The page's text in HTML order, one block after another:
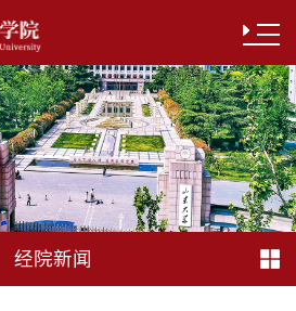
经院新闻